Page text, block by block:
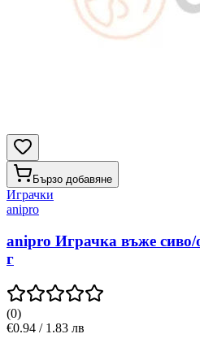
Бързо добавяне
Играчки
anipro
anipro Играчка въже сиво/
г
(0)
€0.94 / 1.83 лв